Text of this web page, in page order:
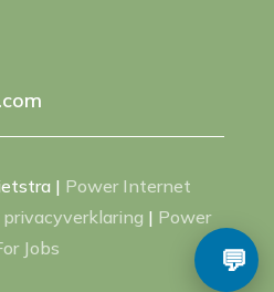
| Power Internet
privacyverklaring | Power
Jobs